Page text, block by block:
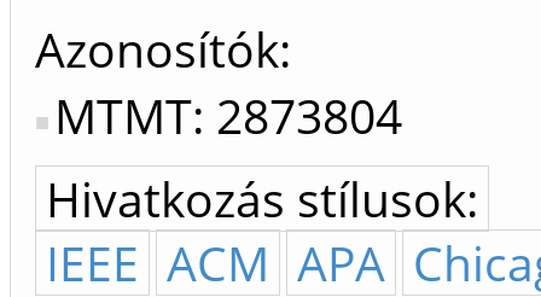
Azonosítók
MTMT: 2873804
Hivatkozás stílusok:
IEEE ACM APA